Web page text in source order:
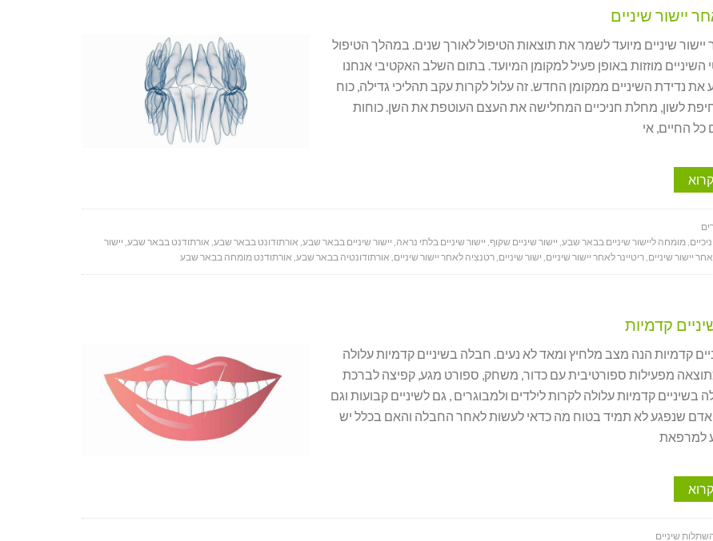
יישור שיניים
יישור שיניים מיועד לשמר את תוצאות הטיפול לאורך שנים. במהלך הטיפול
השיניים מוזזות באופן פעיל למקומן המיועד. בתום השלב האקטיבי אנחנו
את נדידת השיניים ממקומן החדש. זה עלול לקרות עקב תהליכי גדילה, כוח
לשון, מחלת חניכיים המחלישה את העצם העוטפת את השן. כוחות
כל החיים, אי
,מומחה ליישור שיניים בבאר שבע, יישור שיניים שקוף, יישור שיניים בלתי נראה, יישור שיניים בבאר שבע, אורתודונט בבאר שבע, אורתודנט בבאר שבע, יישור
יישור שיניים,ריטיינר לאחר יישור שיניים, ישור שיניים,רטנציה לאחר יישור שיניים, אורתודונטיה בבאר שבע, אורתודנט מומחה בבאר שבע
קדמיות
קדמיות הנה מצב מלחיץ ומאד לא נעים. חבלה בשיניים קדמיות עלולה
מפעילות ספורטיבית עם כדור, משחק, ספורט מגע, קפיצה לברכת
בשיניים קדמיות עלולה לקרות לילדים ולמבוגרים , גם לשיניים קבועות וגם
אדם שנפגע לא תמיד בטוח מה כדאי לעשות לאחר החבלה והאם בכלל יש
למרפאת
שיניים